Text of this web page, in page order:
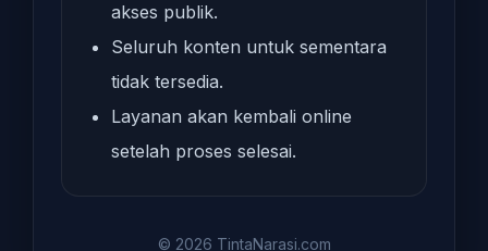
akses publik.
Seluruh konten untuk sementara
tidak tersedia.
Layanan akan kembali online
setelah proses selesai.
© 2026 TintaNarasi.com